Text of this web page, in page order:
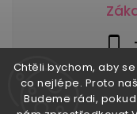
Chtěli bychom, aby
co nejlépe. Proto
Budeme rádi,